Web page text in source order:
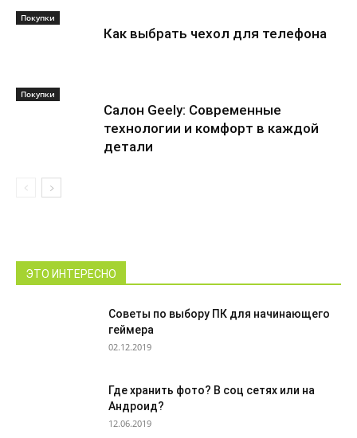
Покупки
Как выбрать чехол для телефона
Покупки
Салон Geely: Современные
технологии и комфорт в каждой
детали
ЭТО ИНТЕРЕСНО
Советы по выбору ПК для начинающего
геймера
02.12.2019
Где хранить фото? В соц сетях или на
Андроид?
12.06.2019